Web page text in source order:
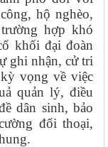
hộ nghèo,
hợp khó
khối đại đoàn
ghi nhận, cử tri
vọng về việc
quản lý, điều
dân sinh, bảo
đối thoại,